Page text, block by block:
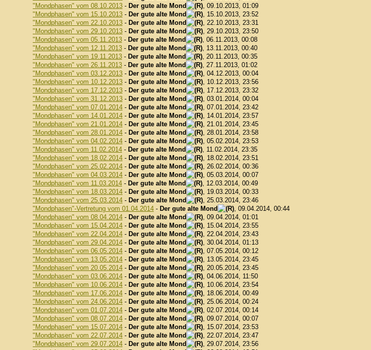
"Mondphasen" vom 08.10.2013 - Der gute alte Mond
, 09.10.2013, 01:09
"Mondphasen" vom 15.10.2013 - Der gute alte Mond
, 15.10.2013, 23:52
"Mondphasen" vom 22.10.2013 - Der gute alte Mond
, 22.10.2013, 23:31
"Mondphasen" vom 29.10.2013 - Der gute alte Mond
, 29.10.2013, 23:50
"Mondphasen" vom 05.11.2013 - Der gute alte Mond
, 06.11.2013, 00:08
"Mondphasen" vom 12.11.2013 - Der gute alte Mond
, 13.11.2013, 00:40
"Mondphasen" vom 19.11.2013 - Der gute alte Mond
, 20.11.2013, 00:35
"Mondphasen" vom 26.11.2013 - Der gute alte Mond
, 27.11.2013, 01:02
"Mondphasen" vom 03.12.2013 - Der gute alte Mond
, 04.12.2013, 00:04
"Mondphasen" vom 10.12.2013 - Der gute alte Mond
, 10.12.2013, 23:56
"Mondphasen" vom 17.12.2013 - Der gute alte Mond
, 17.12.2013, 23:32
"Mondphasen" vom 31.12.2013 - Der gute alte Mond
, 03.01.2014, 00:04
"Mondphasen" vom 07.01.2014 - Der gute alte Mond
, 07.01.2014, 23:42
"Mondphasen" vom 14.01.2014 - Der gute alte Mond
, 14.01.2014, 23:57
"Mondphasen" vom 21.01.2014 - Der gute alte Mond
, 21.01.2014, 23:45
"Mondphasen" vom 28.01.2014 - Der gute alte Mond
, 28.01.2014, 23:58
"Mondphasen" vom 04.02.2014 - Der gute alte Mond
, 05.02.2014, 23:53
"Mondphasen" vom 11.02.2014 - Der gute alte Mond
, 11.02.2014, 23:35
"Mondphasen" vom 18.02.2014 - Der gute alte Mond
, 18.02.2014, 23:51
"Mondphasen" vom 25.02.2014 - Der gute alte Mond
, 26.02.2014, 00:36
"Mondphasen" vom 04.03.2014 - Der gute alte Mond
, 05.03.2014, 00:07
"Mondphasen" vom 11.03.2014 - Der gute alte Mond
, 12.03.2014, 00:49
"Mondphasen" vom 18.03.2014 - Der gute alte Mond
, 19.03.2014, 00:33
"Mondphasen" vom 25.03.2014 - Der gute alte Mond
, 25.03.2014, 23:46
"Mondphasen"-Vertretung vom 01.04.2014 - Der gute alte Mond
, 09.04.2014, 00:44
"Mondphasen" vom 08.04.2014 - Der gute alte Mond
, 09.04.2014, 01:01
"Mondphasen" vom 15.04.2014 - Der gute alte Mond
, 15.04.2014, 23:55
"Mondphasen" vom 22.04.2014 - Der gute alte Mond
, 22.04.2014, 23:43
"Mondphasen" vom 29.04.2014 - Der gute alte Mond
, 30.04.2014, 01:13
"Mondphasen" vom 06.05.2014 - Der gute alte Mond
, 07.05.2014, 00:12
"Mondphasen" vom 13.05.2014 - Der gute alte Mond
, 13.05.2014, 23:45
"Mondphasen" vom 20.05.2014 - Der gute alte Mond
, 20.05.2014, 23:45
"Mondphasen" vom 03.06.2014 - Der gute alte Mond
, 04.06.2014, 11:50
"Mondphasen" vom 10.06.2014 - Der gute alte Mond
, 10.06.2014, 23:54
"Mondphasen" vom 17.06.2014 - Der gute alte Mond
, 18.06.2014, 00:49
"Mondphasen" vom 24.06.2014 - Der gute alte Mond
, 25.06.2014, 00:24
"Mondphasen" vom 01.07.2014 - Der gute alte Mond
, 02.07.2014, 00:14
"Mondphasen" vom 08.07.2014 - Der gute alte Mond
, 09.07.2014, 00:07
"Mondphasen" vom 15.07.2014 - Der gute alte Mond
, 15.07.2014, 23:53
"Mondphasen" vom 22.07.2014 - Der gute alte Mond
, 22.07.2014, 23:47
"Mondphasen" vom 29.07.2014 - Der gute alte Mond
, 29.07.2014, 23:56